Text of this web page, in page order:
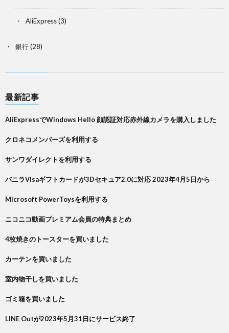
AliExpress(3)
銀行(28)
最新記事
AliExpressでWindows Hello 顔認証対応赤外線カメラを購入しました
クロネコメンバーズを利用する
サンワダイレクトを利用する
バニラVisaギフトカードが3Dセキュア2.0に対応 2023年4月5日から
Microsoft PowerToysを利用する
ニコニコ動画プレミアム会員の特典まとめ
4枚焼きのトースターを買いました
カーテンを買いました
室内物干しを買いました
ゴミ箱を買いました
LINE Outが2023年5月31日にサービス終了